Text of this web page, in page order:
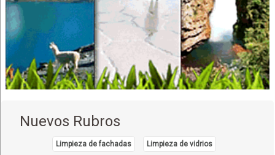
Clínicas de Fisioterapia
Fisioterapia
Médicos Fisioterapeutas
Gastronomía
Cafés
Restaurantes
Restaurantes: Comida Criolla
Restaurantes: Comida Rápida
Nuevos Rubros
Limpieza de fachadas Limpieza de vidrios